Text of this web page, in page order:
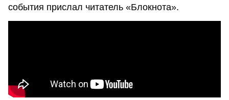
события прислал читатель «Блокнота».